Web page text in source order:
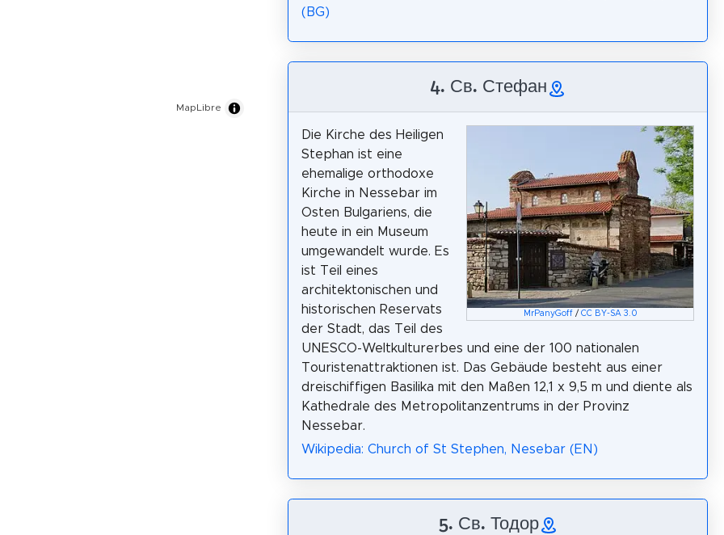
MapLibre
(BG)
4. Св. Стефан
MrPanyGoff/ CC BY-SA 3.0
Die Kirche des Heiligen
Stephan ist eine
ehemalige orthodoxe
Kirche in Nessebar im
Osten Bulgariens, die
heute in ein Museum
umgewandelt wurde. Es
ist Teil eines
architektonischen und
historischen Reservats
der Stadt, das Teil des
UNESCO-Weltkulturerbes und eine der 100 nationalen
Touristenattraktionen ist. Das Gebäude besteht aus einer
dreischiffigen Basilika mit den Maßen 12,1 x 9,5 m und diente als
Kathedrale des Metropolitanzentrums in der Provinz
Nessebar.
Wikipedia: Church of St Stephen, Nesebar (EN)
5. Св. Тодор